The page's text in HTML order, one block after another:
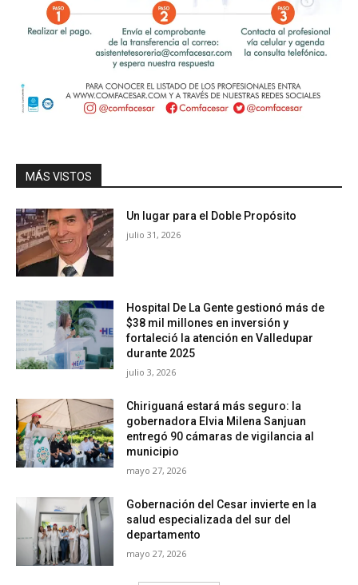
MÁS VISTOS
Un lugar para el Doble Propósito
julio 31, 2026
Hospital De La Gente gestionó más de
$38 mil millones en inversión y
fortaleció la atención en Valledupar
durante 2025
julio 3, 2026
Chiriguaná estará más seguro: la
gobernadora Elvia Milena Sanjuan
entregó 90 cámaras de vigilancia al
municipio
mayo 27, 2026
Gobernación del Cesar invierte en la
salud especializada del sur del
departamento
mayo 27, 2026